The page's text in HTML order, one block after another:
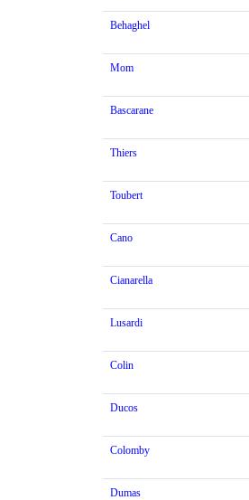
Behaghel
Mom
Bascarane
Thiers
Toubert
Cano
Cianarella
Lusardi
Colin
Ducos
Colomby
Dumas